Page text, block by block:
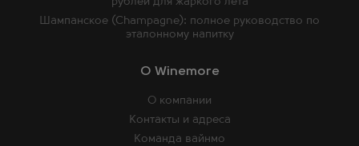
O Winemore
О компании
Контакты и адреса
Команда вайнмо
Шампанское (Champagne): полное руководство по
эталонному напитку